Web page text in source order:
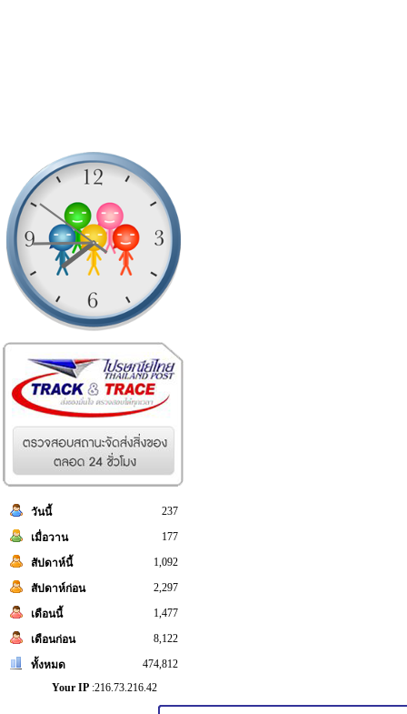
วันนี้ 237
เมื่อวาน 177
สัปดาห์นี้ 1,092
สัปดาห์ก่อน 2,297
เดือนนี้ 1,477
เดือนก่อน 8,122
ทั้งหมด
474,812
Your IP :216.73.216.42